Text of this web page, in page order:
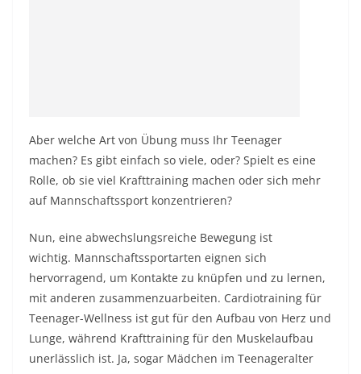
Aber welche Art von Übung muss Ihr Teenager
machen? Es gibt einfach so viele, oder? Spielt es eine
Rolle, ob sie viel Krafttraining machen oder sich mehr
auf Mannschaftssport konzentrieren?
Nun, eine abwechslungsreiche Bewegung ist
wichtig. Mannschaftssportarten eignen sich
hervorragend, um Kontakte zu knüpfen und zu lernen,
mit anderen zusammenzuarbeiten. Cardiotraining für
Teenager-Wellness ist gut für den Aufbau von Herz und
Lunge, während Krafttraining für den Muskelaufbau
unerlässlich ist. Ja, sogar Mädchen im Teenageralter